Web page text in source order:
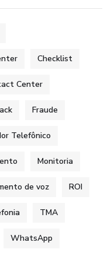
Checklist
Center
Fraude
Telefônico
Monitoria
de voz ROI
TMA
WhatsApp